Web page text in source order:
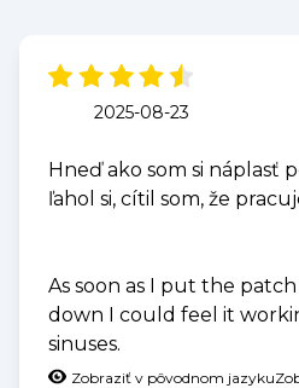
2025-08-23
Hneď ako som si náplasť
ľahol si, cítil som, že
As soon as I put the
down I could feel it
sinuses.
Zobraziť v pôvodnom jazyku